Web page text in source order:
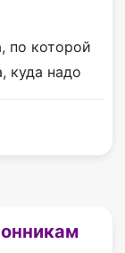
по которой
куда надо